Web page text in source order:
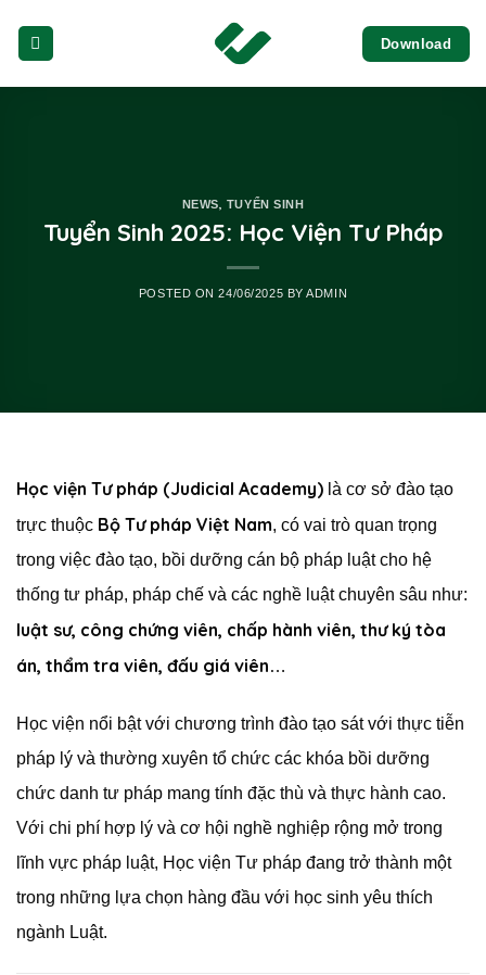
content
Download
NEWS, TUYỂN SINH
Tuyển Sinh 2025: Học Viện Tư Pháp
POSTED ON24/06/2025 BYADMIN
Học viện Tư pháp (Judicial Academy) là cơ sở đào tạo
trực thuộc Bộ Tư pháp Việt Nam, có vai trò quan trọng
trong việc đào tạo, bồi dưỡng cán bộ pháp luật cho hệ
thống tư pháp, pháp chế và các nghề luật chuyên sâu như:
luật sư, công chứng viên, chấp hành viên, thư ký tòa
án, thẩm tra viên, đấu giá viên…
Học viện nổi bật với chương trình đào tạo sát với thực tiễn
pháp lý và thường xuyên tổ chức các khóa bồi dưỡng
chức danh tư pháp mang tính đặc thù và thực hành cao.
Với chi phí hợp lý và cơ hội nghề nghiệp rộng mở trong
lĩnh vực pháp luật, Học viện Tư pháp đang trở thành một
trong những lựa chọn hàng đầu với học sinh yêu thích
ngành Luật.